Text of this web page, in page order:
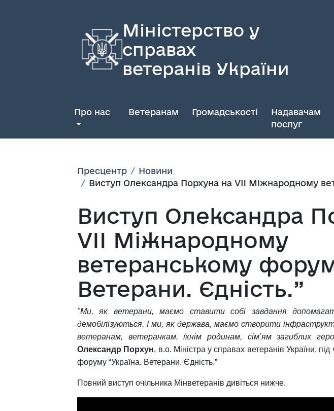
Міністерство у
справах
ветеранів України
Про нас Ветеранам Громадськості
Надавачам
послуг
Пресцентр
Новини
Виступ Олександра Порхуна на VII Міжнародному
Виступ Олександра
VII Міжнародному
ветеранському
Ветерани. Єдність.”
"Ми, як ветерани, маємо ставити собі завдання
демобілізуються. І ми, як держава, маємо створити
ветеранам, ветеранкам, їхнім родинам, сімʼям загиблих
Олександр Порхун, в.о. Міністра у справах ветеранів України,
форуму “Україна. Ветерани. Єдність.”
Повний виступ очільника Мінветеранів дивіться нижче.